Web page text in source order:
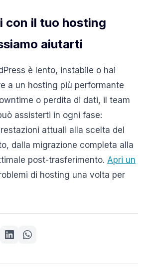
con il tuo hosting
aiutarti
è lento, instabile o hai
a un hosting più performante
o perdita di dati, il team
assisterti in ogni fase:
attuali alla scelta del
dalla migrazione completa alla
post-trasferimento. Apri un
di hosting una volta per